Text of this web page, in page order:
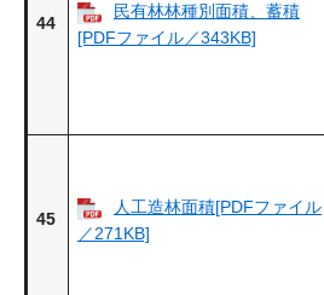
44
民有林林種別面積、蓄積
[PDFファイル／343KB]
45
人工造林面積[PDFファイル
／271KB]